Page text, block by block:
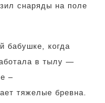
снаряды на поле
бабушке, когда
в тылу —
–
тяжелые бревна.